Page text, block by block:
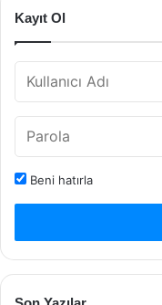
Kayıt Ol
Beni hatırla